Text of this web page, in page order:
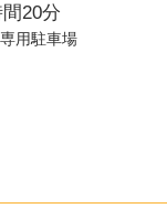
20分
用駐車場